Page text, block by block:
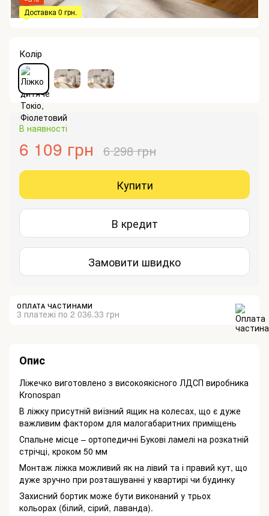
Доставка 0 грн.
Колір
В наявності
6 109 грн 6 298 грн
Купити
В кредит
Замовити швидко
ОПЛАТА ЧАСТИНАМИ
3 платежі по 2 036.33 грн
Опис
Ліжечко виготовлено з високоякісного ЛДСП виробника
Kronospan
В ліжку присутній виїзний ящик на колесах, що є дуже
важливим фактором для малогабаритних приміщень
Спальне місце – ортопедичні Букові ламелі на розкатній
стрічці, кроком 50 мм
Монтаж ліжка можливий як на лівий та і правий кут, що
дуже зручно при розташуванні у квартирі чи будинку
Захисний бортик може бути виконаний у трьох
кольорах (білий, сірий, лаванда).